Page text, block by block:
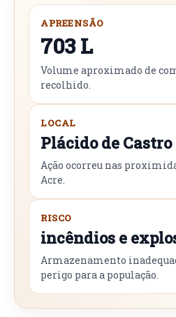
APREENSÃO
703 L
Volume aproximado de
recolhido.
LOCAL
Plácido de Castro
Ação ocorreu nas
Acre.
RISCO
incêndios e
Armazenamento
perigo para a população.